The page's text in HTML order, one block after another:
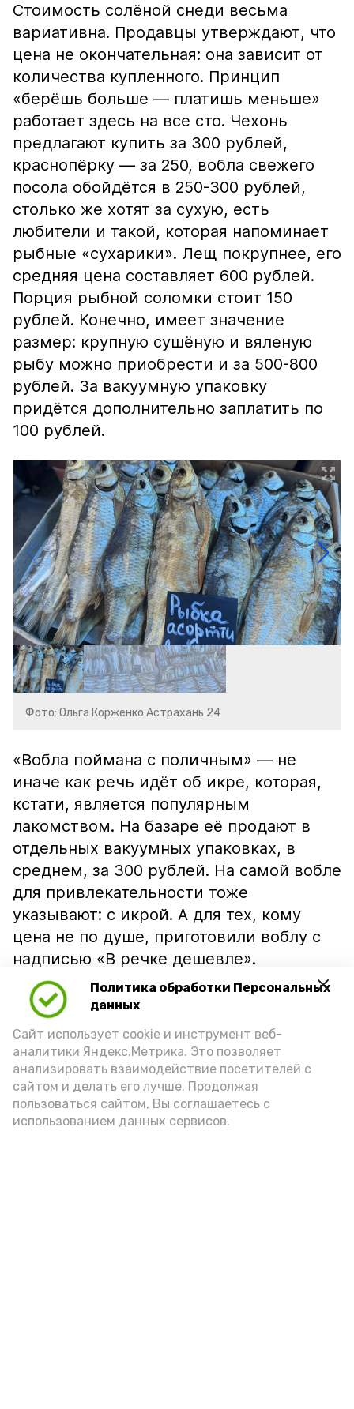
Политика обработки Персональных
данных
Сайт использует cookie и инструмент веб-
аналитики Яндекс.Метрика. Это позволяет
анализировать взаимодействие посетителей с
сайтом и делать его лучше. Продолжая
пользоваться сайтом, Вы соглашаетесь с
использованием данных сервисов.
Стоимость солёной снеди весьма
вариативна. Продавцы утверждают, что
цена не окончательная: она зависит от
количества купленного. Принцип
«берёшь больше — платишь меньше»
работает здесь на все сто. Чехонь
предлагают купить за 300 рублей,
краснопёрку — за 250, вобла свежего
посола обойдётся в 250-300 рублей,
столько же хотят за сухую, есть
любители и такой, которая напоминает
рыбные «сухарики». Лещ покрупнее, его
средняя цена составляет 600 рублей.
Порция рыбной соломки стоит 150
рублей. Конечно, имеет значение
размер: крупную сушёную и вяленую
рыбу можно приобрести и за 500-800
рублей. За вакуумную упаковку
придётся дополнительно заплатить по
100 рублей.
Фото: Ольга Корженко Астрахань 24
«Вобла поймана с поличным» — не
иначе как речь идёт об икре, которая,
кстати, является популярным
лакомством. На базаре её продают в
отдельных вакуумных упаковках, в
среднем, за 300 рублей. На самой вобле
для привлекательности тоже
указывают: с икрой. А для тех, кому
цена не по душе, приготовили воблу с
надписью «В речке дешевле».